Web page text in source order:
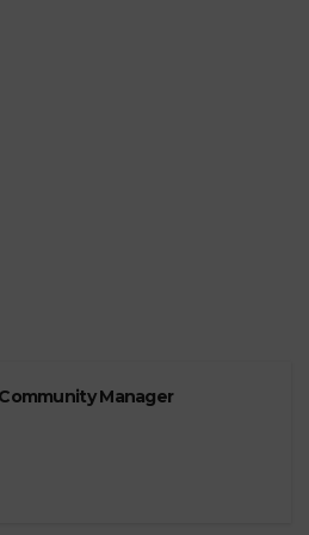
Community Manager